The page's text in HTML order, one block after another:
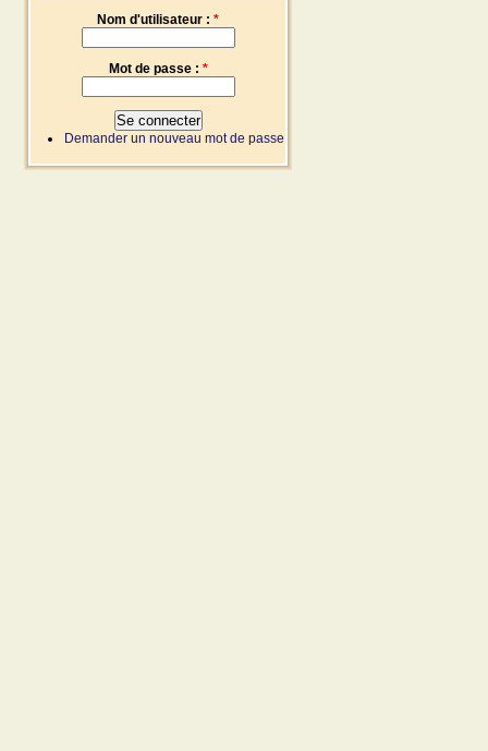
Nom d'utilisateur : *
Mot de passe : *
Demander un nouveau mot de passe